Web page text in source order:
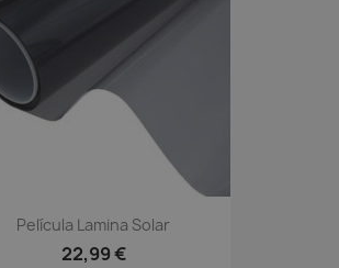
Película Lamina Solar
22,99 €